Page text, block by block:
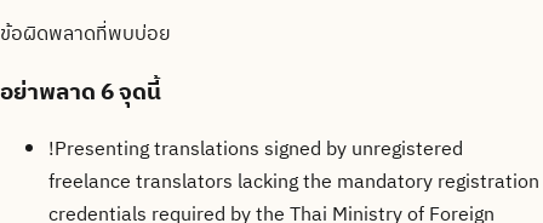
ข้อผิดพลาดที่พบบ่อย
อย่าพลาด6 จุดนี้
!Presenting translations signed by unregistered
freelance translators lacking the mandatory registration
credentials required by the Thai Ministry of Foreign